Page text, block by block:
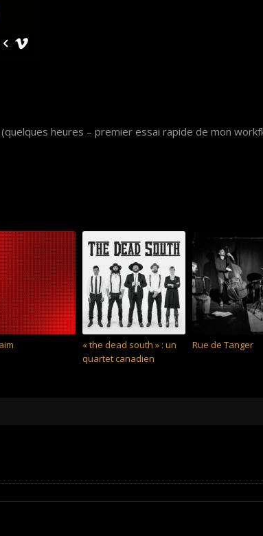
heures – premier essai rapide de mon
« the dead south » : un
quartet canadien
Rue de Tanger